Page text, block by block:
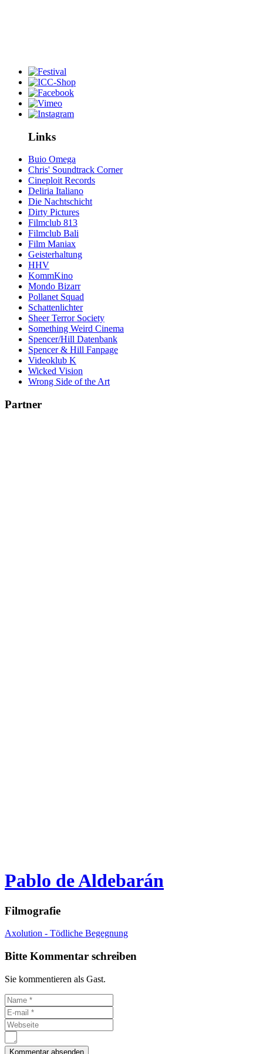
Links
Buio Omega
Chris' Soundtrack Corner
Cineploit Records
Deliria Italiano
Die Nachtschicht
Dirty Pictures
Filmclub 813
Filmclub Bali
Film Maniax
Geisterhaltung
HHV
KommKino
Mondo Bizarr
Pollanet Squad
Schattenlichter
Sheer Terror Society
Something Weird Cinema
Spencer/Hill Datenbank
Spencer & Hill Fanpage
Videoklub K
Wicked Vision
Wrong Side of the Art
Partner
Pablo de Aldebarán
Filmografie
Axolution - Tödliche Begegnung
Bitte Kommentar schreiben
Sie kommentieren als Gast.